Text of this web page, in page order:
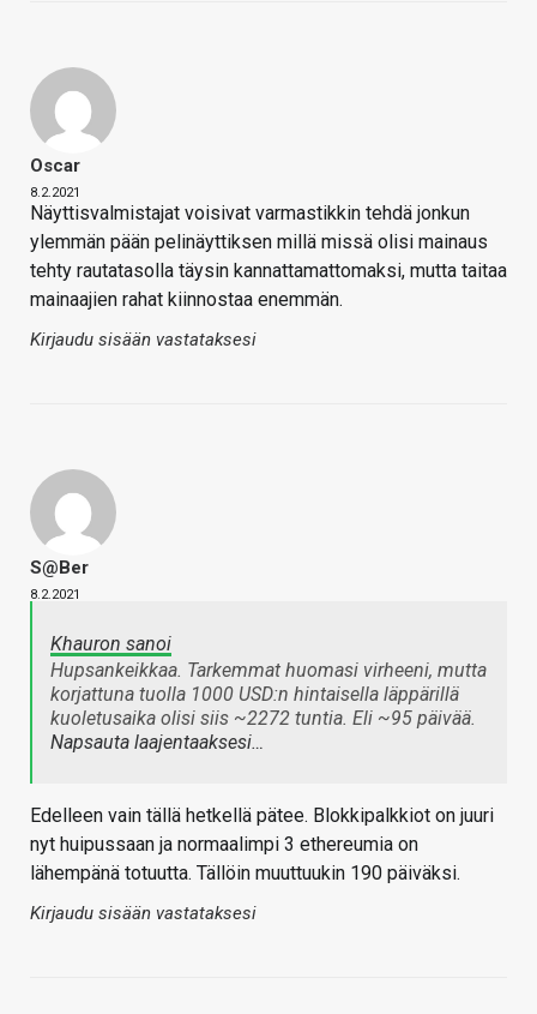
Oscar
8.2.2021
Näyttisvalmistajat voisivat varmastikkin tehdä jonkun
ylemmän pään pelinäyttiksen millä missä olisi mainaus
tehty rautatasolla täysin kannattamattomaksi, mutta taitaa
mainaajien rahat kiinnostaa enemmän.
Kirjaudu sisään vastataksesi
S@ber
8.2.2021
Khauron sanoi
Hupsankeikkaa. Tarkemmat huomasi virheeni, mutta
korjattuna tuolla 1000 USD:n hintaisella läppärillä
kuoletusaika olisi siis ~2272 tuntia. Eli ~95 päivää.
Napsauta laajentaaksesi…
Edelleen vain tällä hetkellä pätee. Blokkipalkkiot on juuri
nyt huipussaan ja normaalimpi 3 ethereumia on
lähempänä totuutta. Tällöin muuttuukin 190 päiväksi.
Kirjaudu sisään vastataksesi